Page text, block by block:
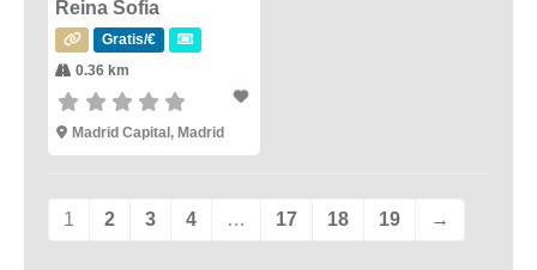
Reina Sofia
Gratis/€
0.36 km
Madrid Capital, Madrid
1 2 3 4 … 17 18 19 →